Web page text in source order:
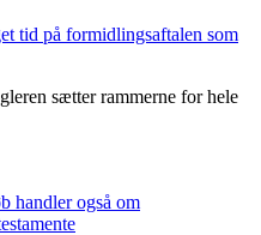
tid på formidlingsaftalen som
sætter rammerne for hele
handler også om